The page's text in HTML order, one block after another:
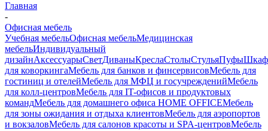
Главная
-
Офисная мебель
Учебная мебельОфисная мебельМедицинская
мебельИндивидуальный
дизайнАксессуарыСветДиваныКреслаСтолыСтульяПуфы
для коворкингаМебель для банков и финсервисовМебель для
гостиниц и отелейМебель для МФЦ и госучрежденийМебель
для колл-центровМебель для IT-офисов и продуктовых
командМебель для домашнего офиса HOME OFFICEМебель
для зоны ожидания и отдыха клиентовМебель для аэропортов
и вокзаловМебель для салонов красоты и SPA-центровМебель